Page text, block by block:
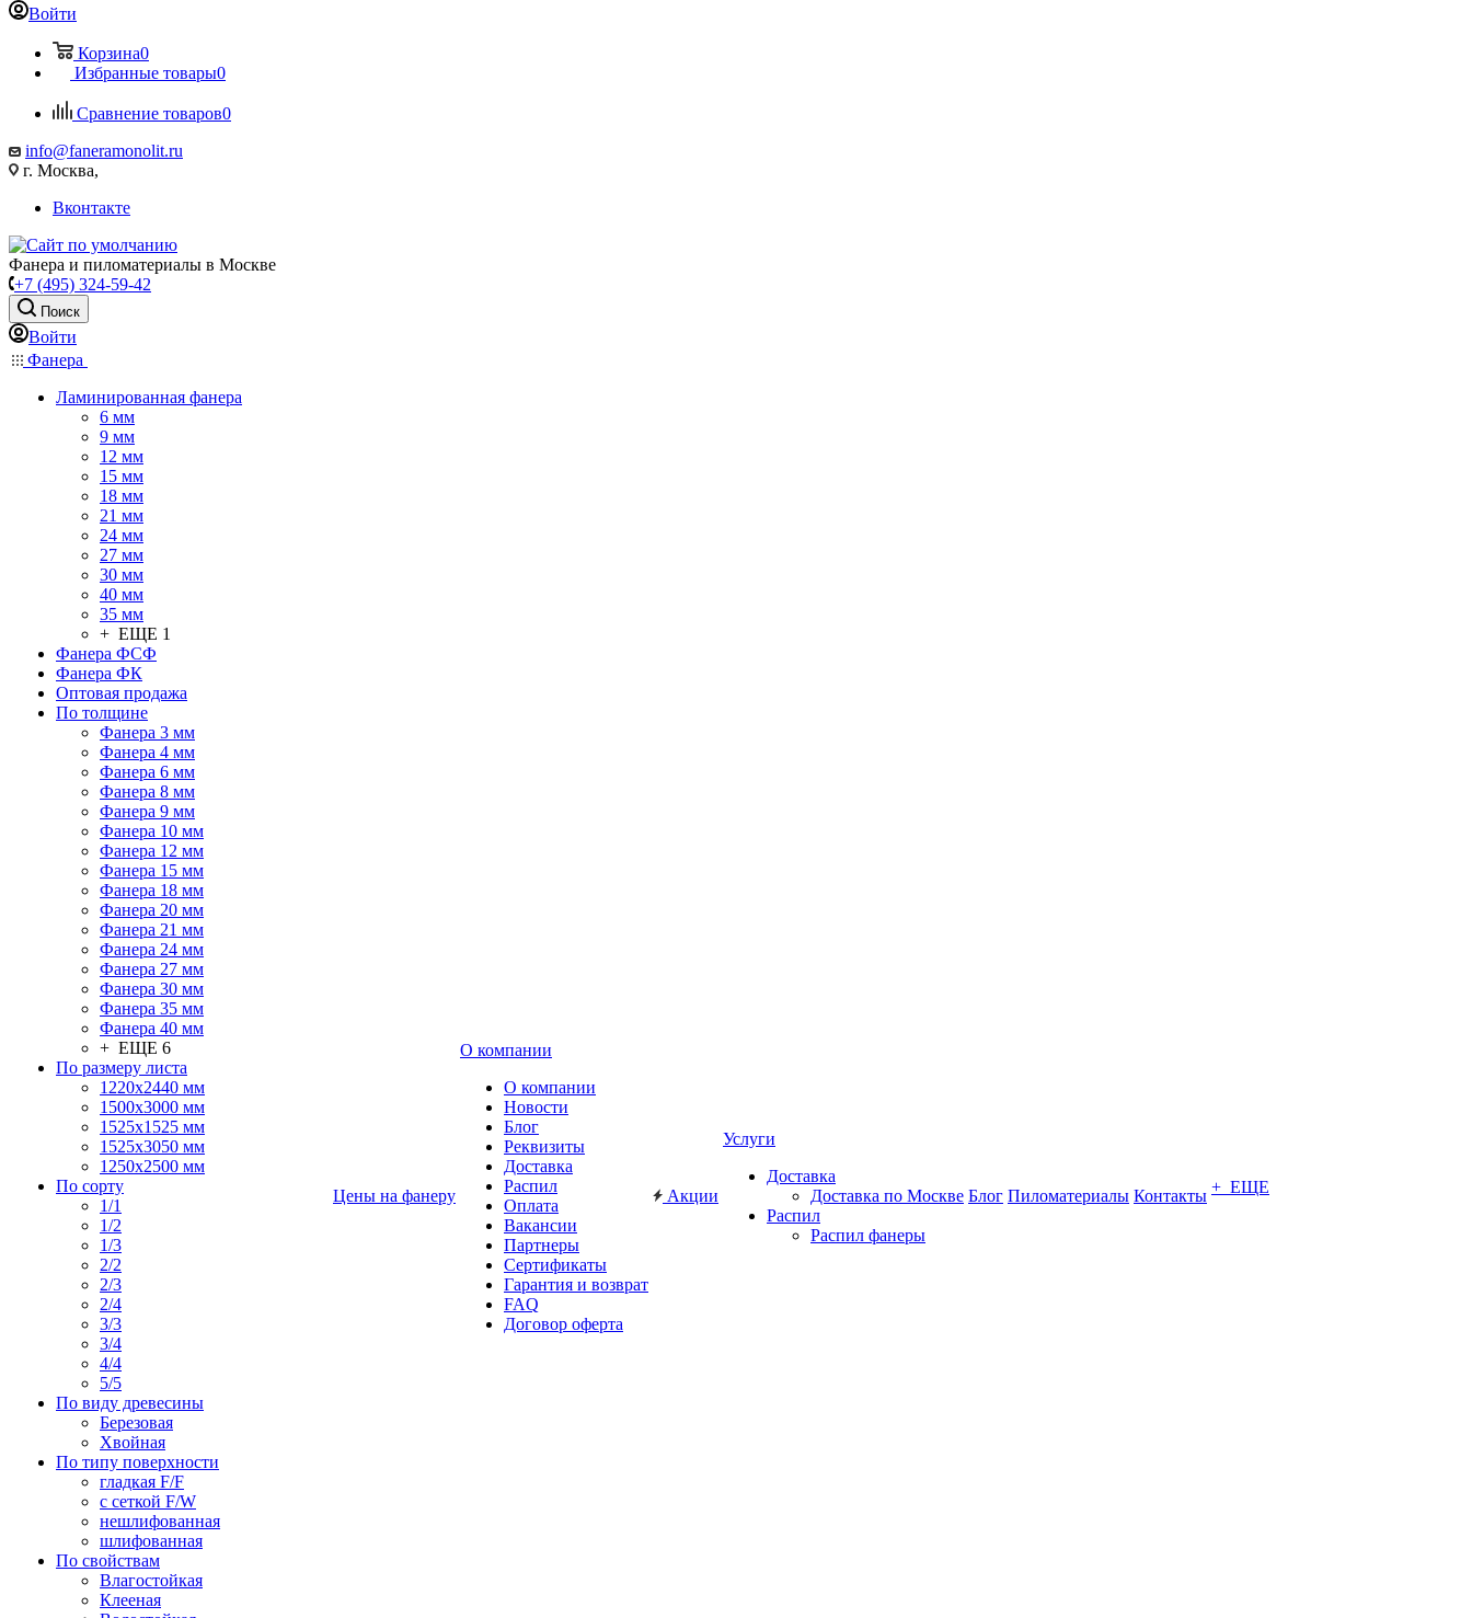
Войти
Корзина0
Избранные товары0
Сравнение товаров0
info@faneramonolit.ru
г. Москва,
Вконтакте
Фанера и пиломатериалы в Москве
+7 (495) 324-59-42
Поиск
Войти
Фанера
Ламинированная фанера
6 мм
9 мм
12 мм
15 мм
18 мм
21 мм
24 мм
27 мм
30 мм
40 мм
35 мм
+ ЕЩЕ 1
Фанера ФСФ
Фанера ФК
Оптовая продажа
По толщине
Фанера 3 мм
Фанера 4 мм
Фанера 6 мм
Фанера 8 мм
Фанера 9 мм
Фанера 10 мм
Фанера 12 мм
Фанера 15 мм
Фанера 18 мм
Фанера 20 мм
Фанера 21 мм
Фанера 24 мм
Фанера 27 мм
Фанера 30 мм
Фанера 35 мм
Фанера 40 мм
+ ЕЩЕ 6
По размеру листа
1220х2440 мм
1500х3000 мм
1525x1525 мм
1525х3050 мм
1250х2500 мм
По сорту
1/1
1/2
1/3
2/2
2/3
2/4
3/3
3/4
4/4
5/5
По виду древесины
Березовая
Хвойная
По типу поверхности
гладкая F/F
с сеткой F/W
нешлифованная
шлифованная
По свойствам
Влагостойкая
Клееная
Цены на фанеру
О компании
О компании
Новости
Блог
Реквизиты
Доставка
Распил
Оплата
Вакансии
Партнеры
Сертификаты
Гарантия и возврат
FAQ
Договор оферта
Акции
Услуги
Доставка
Доставка по Москве
Распил
Распил фанеры
Блог Пиломатериалы Контакты + ЕЩЕ